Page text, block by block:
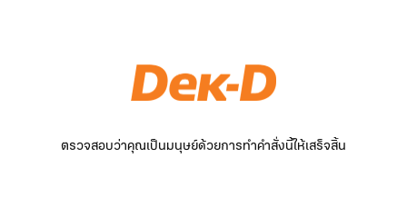
ตรวจสอบว่าคุณเป็นมนุษย์ด้วยการทำคำสั่งนี้ให้เสร็จสิ้น